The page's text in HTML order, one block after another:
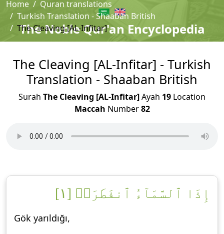
The Noble Qur'an Encyclopedia
Home
Quran translations
Turkish Translation - Shaaban British
The Cleaving [AL-Infitar]
The Cleaving [AL-Infitar] - Turkish
Translation - Shaaban British
Surah The Cleaving [AL-Infitar]Ayah 19 Location
Maccah Number82
إِذَا ٱلسَّمَآءُ ٱنفَطَرَتۡ [١]
Gök yarıldığı,